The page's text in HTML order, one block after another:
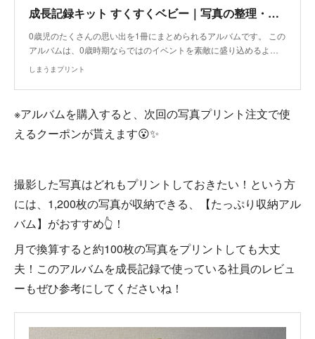
成長記録キット すくすくベビー｜写真の整理・収納はしまうまプリントで
0歳児のたくさんの思い出を1冊にまとめられるアルバムです。 この
アルバムは、0歳時期ならではのイベントを素敵に盛り込めるよ…
しまうまプリント
※アルバムを購入すると、次回の写真プリント注文で使
えるクーポンが貰えます😮✨
撮影した写真はどれもプリントしておきたい！という方
には、1,200枚の写真が収納できる、【たっぷり収納アル
バム】がおすすめ👆！
月で換算すると約100枚の写真をプリントしても大丈
夫！このアルバムを成長記録で使っている社員のレビュ
ーもぜひ参考にしてくださいね！